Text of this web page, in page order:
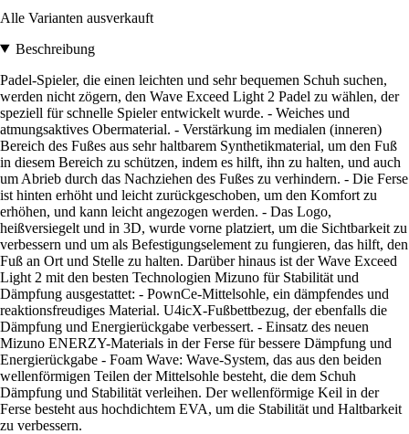
Alle Varianten ausverkauft
Beschreibung
Padel-Spieler, die einen leichten und sehr bequemen Schuh suchen,
werden nicht zögern, den Wave Exceed Light 2 Padel zu wählen, der
speziell für schnelle Spieler entwickelt wurde. - Weiches und
atmungsaktives Obermaterial. - Verstärkung im medialen (inneren)
Bereich des Fußes aus sehr haltbarem Synthetikmaterial, um den Fuß
in diesem Bereich zu schützen, indem es hilft, ihn zu halten, und auch
um Abrieb durch das Nachziehen des Fußes zu verhindern. - Die Ferse
ist hinten erhöht und leicht zurückgeschoben, um den Komfort zu
erhöhen, und kann leicht angezogen werden. - Das Logo,
heißversiegelt und in 3D, wurde vorne platziert, um die Sichtbarkeit zu
verbessern und um als Befestigungselement zu fungieren, das hilft, den
Fuß an Ort und Stelle zu halten. Darüber hinaus ist der Wave Exceed
Light 2 mit den besten Technologien Mizuno für Stabilität und
Dämpfung ausgestattet: - PownCe-Mittelsohle, ein dämpfendes und
reaktionsfreudiges Material. U4icX-Fußbettbezug, der ebenfalls die
Dämpfung und Energierückgabe verbessert. - Einsatz des neuen
Mizuno ENERZY-Materials in der Ferse für bessere Dämpfung und
Energierückgabe - Foam Wave: Wave-System, das aus den beiden
wellenförmigen Teilen der Mittelsohle besteht, die dem Schuh
Dämpfung und Stabilität verleihen. Der wellenförmige Keil in der
Ferse besteht aus hochdichtem EVA, um die Stabilität und Haltbarkeit
zu verbessern.